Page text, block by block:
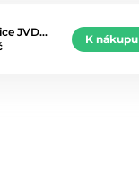
JVD…
K nákupu